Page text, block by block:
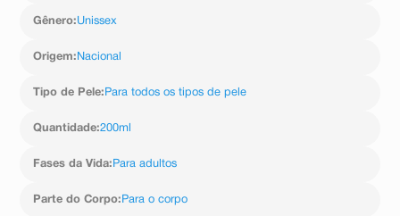
Gênero:Unissex
Origem: Nacional
Tipo de Pele: Para todos os tipos de pele
Quantidade:200ml
Fases da Vida: Para adultos
Parte do Corpo: Para o corpo